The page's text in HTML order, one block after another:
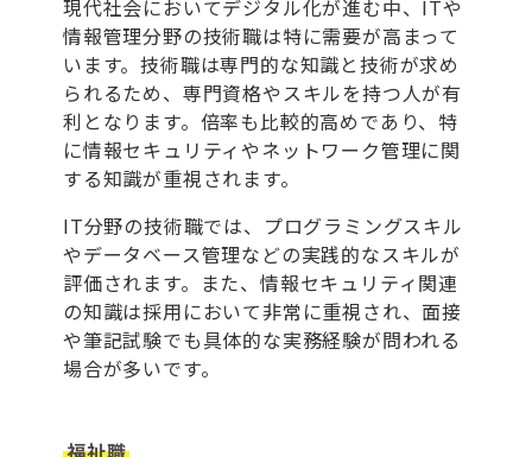
現代社会においてデジタル化が進む中、ITや
情報管理分野の技術職は特に需要が高まって
います。技術職は専門的な知識と技術が求め
られるため、専門資格やスキルを持つ人が有
利となります。倍率も比較的高めであり、特
に情報セキュリティやネットワーク管理に関
する知識が重視されます。
IT分野の技術職では、プログラミングスキル
やデータベース管理などの実践的なスキルが
評価されます。また、情報セキュリティ関連
の知識は採用において非常に重視され、面接
や筆記試験でも具体的な実務経験が問われる
場合が多いです。
福祉職